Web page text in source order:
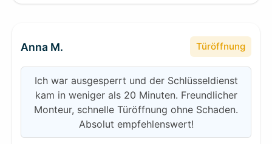
Anna M. Türöffnung
Ich war ausgesperrt und der Schlüsseldienst
kam in weniger als 20 Minuten. Freundlicher
Monteur, schnelle Türöffnung ohne Schaden.
Absolut empfehlenswert!